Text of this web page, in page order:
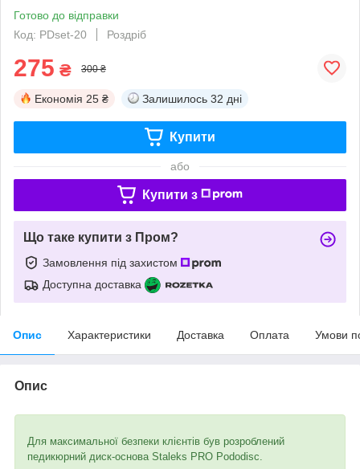
Готово до відправки
Код: PDset-20
Роздріб
275 ₴ 300 ₴
Економія 25 ₴ Залишилось 32 дні
Купити
або
Купити з
Що таке купити з Пром?
Замовлення під захистом
Доступна доставка
Опис Характеристики Доставка Оплата Умови
Опис
Для максимальної безпеки клієнтів був розроблений
педикюрний диск-основа Staleks PRO Pododisc.